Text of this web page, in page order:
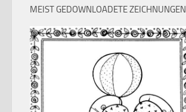
MEIST GEDOWNLOADETE ZEICHNUNGEN